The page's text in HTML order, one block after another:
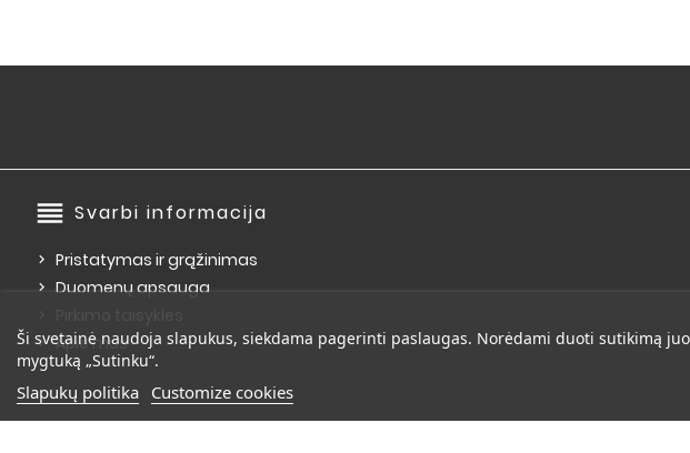
reorder Svarbi informacija
Pristatymas ir grąžinimas
Duomenų apsauga
Apie mus
Ši svetainė naudoja slapukus, siekdama pagerinti paslaugas. Norėdami duoti sutikimą
mygtuką „Sutinku“.
Slapukų politika Customize cookies